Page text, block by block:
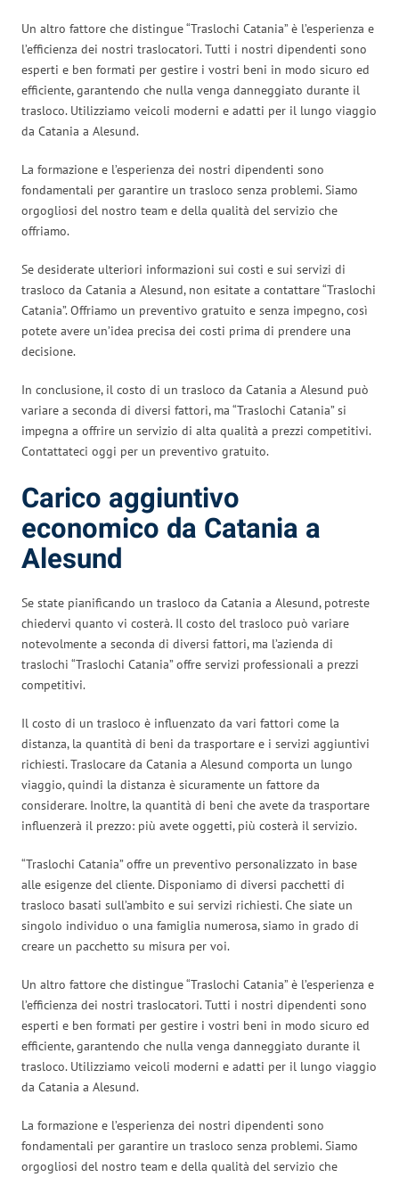
Un altro fattore che distingue “Traslochi Catania” è l’esperienza e
l’efficienza dei nostri traslocatori. Tutti i nostri dipendenti sono
esperti e ben formati per gestire i vostri beni in modo sicuro ed
efficiente, garantendo che nulla venga danneggiato durante il
trasloco. Utilizziamo veicoli moderni e adatti per il lungo viaggio
da Catania a Alesund.
La formazione e l’esperienza dei nostri dipendenti sono
fondamentali per garantire un trasloco senza problemi. Siamo
orgogliosi del nostro team e della qualità del servizio che
offriamo.
Se desiderate ulteriori informazioni sui costi e sui servizi di
trasloco da Catania a Alesund, non esitate a contattare “Traslochi
Catania”. Offriamo un preventivo gratuito e senza impegno, così
potete avere un’idea precisa dei costi prima di prendere una
decisione.
In conclusione, il costo di un trasloco da Catania a Alesund può
variare a seconda di diversi fattori, ma “Traslochi Catania” si
impegna a offrire un servizio di alta qualità a prezzi competitivi.
Contattateci oggi per un preventivo gratuito.
Carico aggiuntivo
economico da Catania a
Alesund
Se state pianificando un trasloco da Catania a Alesund, potreste
chiedervi quanto vi costerà. Il costo del trasloco può variare
notevolmente a seconda di diversi fattori, ma l’azienda di
traslochi “Traslochi Catania” offre servizi professionali a prezzi
competitivi.
Il costo di un trasloco è influenzato da vari fattori come la
distanza, la quantità di beni da trasportare e i servizi aggiuntivi
richiesti. Traslocare da Catania a Alesund comporta un lungo
viaggio, quindi la distanza è sicuramente un fattore da
considerare. Inoltre, la quantità di beni che avete da trasportare
influenzerà il prezzo: più avete oggetti, più costerà il servizio.
“Traslochi Catania” offre un preventivo personalizzato in base
alle esigenze del cliente. Disponiamo di diversi pacchetti di
trasloco basati sull’ambito e sui servizi richiesti. Che siate un
singolo individuo o una famiglia numerosa, siamo in grado di
creare un pacchetto su misura per voi.
Un altro fattore che distingue “Traslochi Catania” è l’esperienza e
l’efficienza dei nostri traslocatori. Tutti i nostri dipendenti sono
esperti e ben formati per gestire i vostri beni in modo sicuro ed
efficiente, garantendo che nulla venga danneggiato durante il
trasloco. Utilizziamo veicoli moderni e adatti per il lungo viaggio
da Catania a Alesund.
La formazione e l’esperienza dei nostri dipendenti sono
fondamentali per garantire un trasloco senza problemi. Siamo
orgogliosi del nostro team e della qualità del servizio che